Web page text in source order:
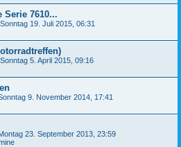
Serie 7610...
Sonntag 19. Juli 2015, 06:31
Sonntag 5. April 2015, 09:16
9. November 2014, 17:41
23. September 2013, 23:59